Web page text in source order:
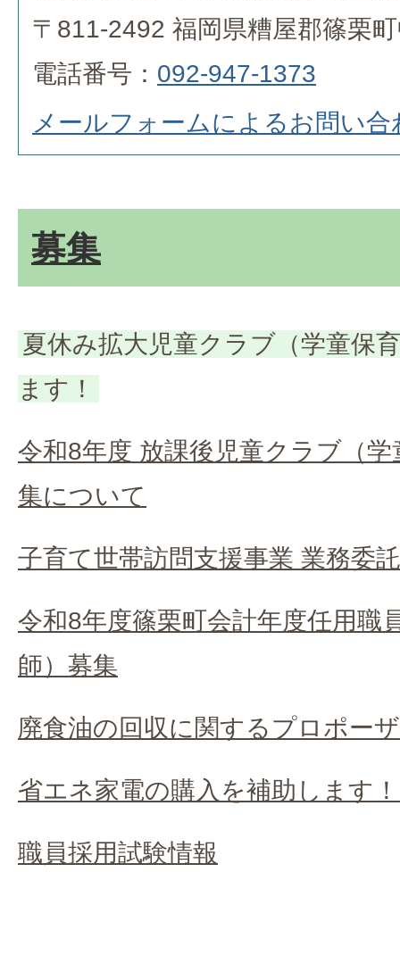
〒811-2492 福岡県糟屋郡篠栗
電話番号： 092-947-1373
メールフォームによるお問い合
募集
夏休み拡大児童クラブ（学童保
ます！
令和8年度 放課後児童クラブ（
集について
子育て世帯訪問支援事業 業務委
令和8年度篠栗町会計年度任用職
師）募集
廃食油の回収に関するプロポー
省エネ家電の購入を補助します
職員採用試験情報